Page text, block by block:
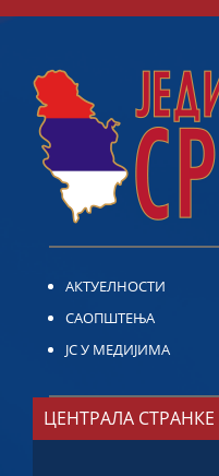
АКТУЕЛНОСТИ
САОПШТЕЊА
ЈС У МЕДИЈИМА
ЦЕНТРАЛА СТРАНКЕ